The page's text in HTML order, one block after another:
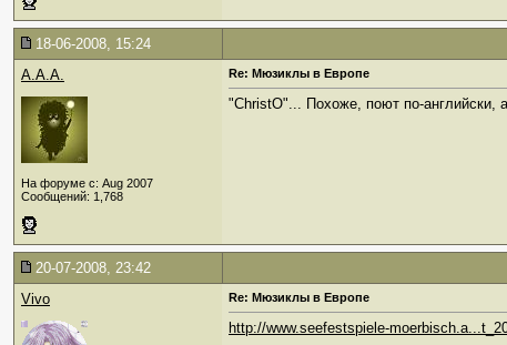
18-06-2008, 15:24
A.A.A.
На форуме с: Aug 2007
Сообщений: 1,768
Re: Мюзиклы в Европе
"ChristO"... Похоже, поют по-английски,
20-07-2008, 23:42
Vivo
Re: Мюзиклы в Европе
http://www.seefestspiele-